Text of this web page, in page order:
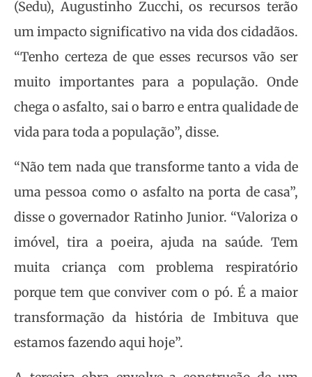
(Sedu), Augustinho Zucchi, os recursos terão
um impacto significativo na vida dos cidadãos.
“Tenho certeza de que esses recursos vão ser
muito importantes para a população. Onde
chega o asfalto, sai o barro e entra qualidade de
vida para toda a população”, disse.
“Não tem nada que transforme tanto a vida de
uma pessoa como o asfalto na porta de casa”,
disse o governador Ratinho Junior. “Valoriza o
imóvel, tira a poeira, ajuda na saúde. Tem
muita criança com problema respiratório
porque tem que conviver com o pó. É a maior
transformação da história de Imbituva que
estamos fazendo aqui hoje”.